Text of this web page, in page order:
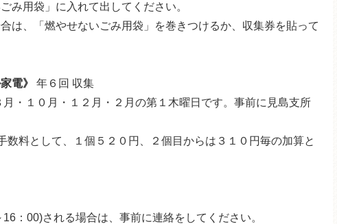
み用袋」に入れて出してください。
は、「燃やせないごみ用袋」を巻きつけるか、収集券を貼って
電》
年６回 収集
月・１０月・１２月・２月の第１木曜日です。事前に見島支所
数料として、１個５２０円、２個目からは３１０円毎の加算と
：00)される場合は、事前に連絡をしてください。